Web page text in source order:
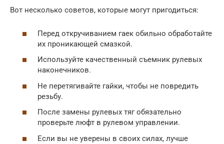
Вот несколько советов, которые могут пригодиться:
Перед откручиванием гаек обильно обработайте
их проникающей смазкой.
Используйте качественный съемник рулевых
наконечников.
Не перетягивайте гайки, чтобы не повредить
резьбу.
После замены рулевых тяг обязательно
проверьте люфт в рулевом управлении.
Если вы не уверены в своих силах, лучше